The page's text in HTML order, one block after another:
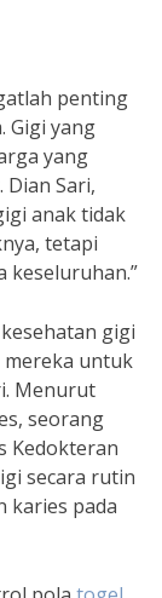
penting
Gigi yang
yang
Sari,
anak tidak
tetapi
keseluruhan.”
gigi
mereka untuk
Menurut
seorang
Kedokteran
secara rutin
karies pada